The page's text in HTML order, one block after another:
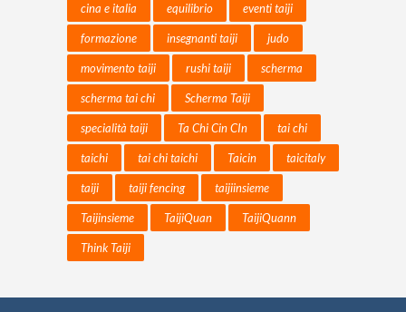
cina e italia equilibrio eventi taiji
formazione insegnanti taiji judo
movimento taiji rushi taiji scherma
scherma tai chi Scherma Taiji
specialità taiji Ta Chi Cin CIn tai chi
taichi tai chi taichi Taicin taicitaly
taiji taiji fencing taijiinsieme
Taijinsieme TaijiQuan TaijiQuann
Think Taiji